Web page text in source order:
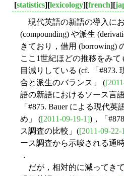
[statistics][lexicology][french][
現代英語の新語の導入に
(compounding) や派生
きており，借用 (borrowing)
ここ1世紀ほどの推移をみ
目減りしている (cf. 「#873.
合と派生のバランス」 (
語の新語におけるソース言
「#875. Bauer による現代
め」 ([2011-09-19-1])，「
ス調査の比較」([2011-09-22-
ース調査から示唆される通
．
だが，相対的に減ってき